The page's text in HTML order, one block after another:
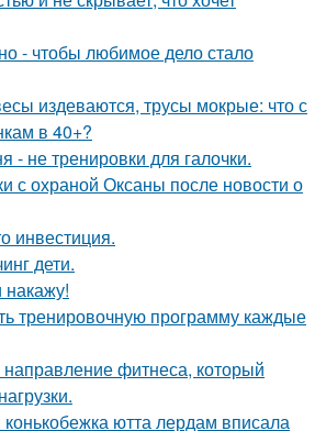
- чтобы любимое дело стало
издеваются, трусы мокрые: что с
в 40+?
- не тренировки для галочки.
с охраной Оксаны после новости о
инвестиция.
дети.
тренировочную программу каждые
фитнеса, который
ютта лердам вписала